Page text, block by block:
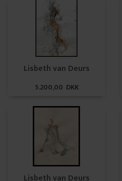
Lisbeth van Deurs
5.200,00 DKK
Lisbeth van Deurs